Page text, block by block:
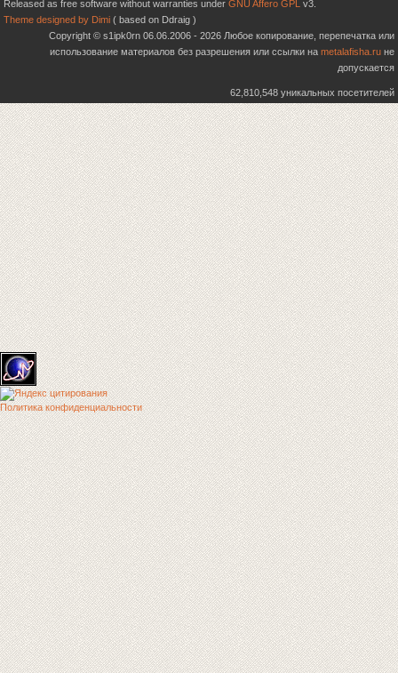
Released as free software without warranties under GNU Affero GPL v3.
Theme designed by Dimi ( based on Ddraig )
Copyright © s1ipk0rn 06.06.2006 - 2026 Любое копирование, перепечатка или
использование материалов без разрешения или ссылки на metalafisha.ru не
допускается
62,810,548 уникальных посетителей
Политика конфиденциальности